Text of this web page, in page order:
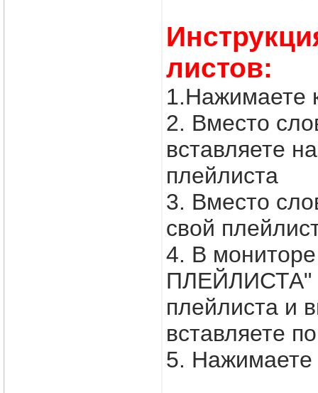
листов:
1.Нажимаете
2. Вместо
вставляете
плейлиста
3. Вместо
свой
4. В
ПЛЕЙЛИСТА"
плейлиста
вставляете
5. Нажимаете